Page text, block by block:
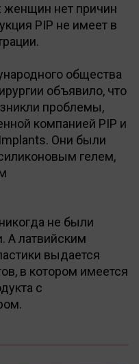
женщин нет причин
PIP не имеет в
общества
объявило, что
проблемы,
компанией PIP и
Они были
гелем,
не были
А латвийским
выдается
в котором имеется
с